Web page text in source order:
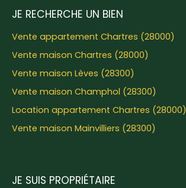
JE RECHERCHE UN BIEN
Vente appartement Chartres (28000)
Vente maison Chartres (28000)
Vente maison Lèves (28300)
Vente maison Champhol (28300)
Location appartement Chartres (28000)
Vente maison Mainvilliers (28300)
JE SUIS PROPRIÉTAIRE